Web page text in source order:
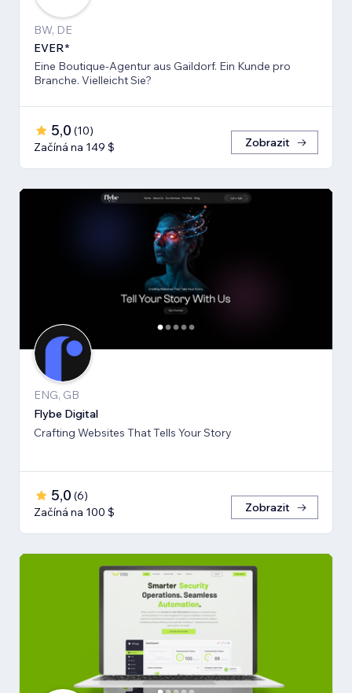
BW, DE
EVER*
Eine Boutique-Agentur aus Gaildorf. Ein Kunde pro
Branche. Vielleicht Sie?
5,0 (10)
Začíná na 149 $
Zobrazit
ENG, GB
Flybe Digital
Crafting Websites That Tells Your Story
5,0 (6)
Začíná na 100 $
Zobrazit